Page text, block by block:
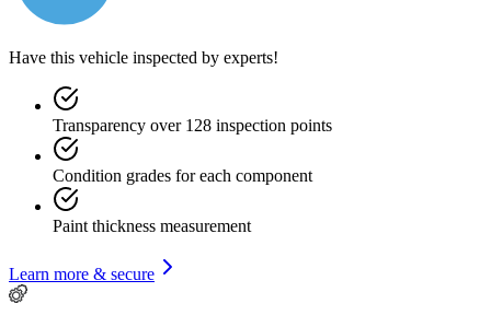
Have this vehicle inspected by experts!
Transparency over 128 inspection points
Condition grades for each component
Paint thickness measurement
Learn more & secure